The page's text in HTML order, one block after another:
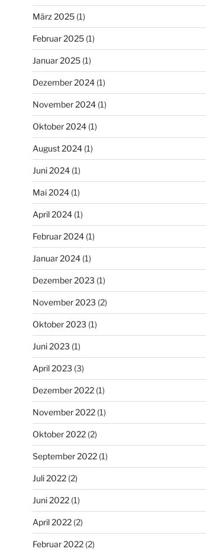
März 2025(1)
Februar 2025(1)
Januar 2025(1)
Dezember 2024(1)
November 2024(1)
Oktober 2024(1)
August 2024(1)
Juni 2024(1)
Mai 2024(1)
April 2024(1)
Februar 2024(1)
Januar 2024(1)
Dezember 2023 (1)
November 2023 (2)
Oktober 2023 (1)
Juni 2023 (1)
April 2023 (3)
Dezember 2022(1)
November 2022(1)
Oktober 2022(2)
September 2022(1)
Juli 2022(2)
Juni 2022(1)
April 2022(2)
Februar 2022(2)